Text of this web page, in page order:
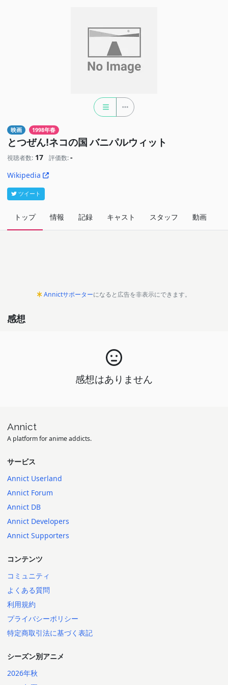
映画 1998年春
とつぜん!ネコの国 バニパルウィット
視聴者数: 17 評価数: -
Wikipedia
ツイート
トップ 情報 記録 キャスト スタッフ 動画
Annictサポーターになると広告を非表示にできます。
感想
感想はありません
Annict
A platform for anime addicts.
サービス
Annict Userland
Annict Forum
Annict DB
Annict Developers
Annict Supporters
コンテンツ
コミュニティ
よくある質問
利用規約
プライバシーポリシー
特定商取引法に基づく表記
シーズン別アニメ
2026年秋